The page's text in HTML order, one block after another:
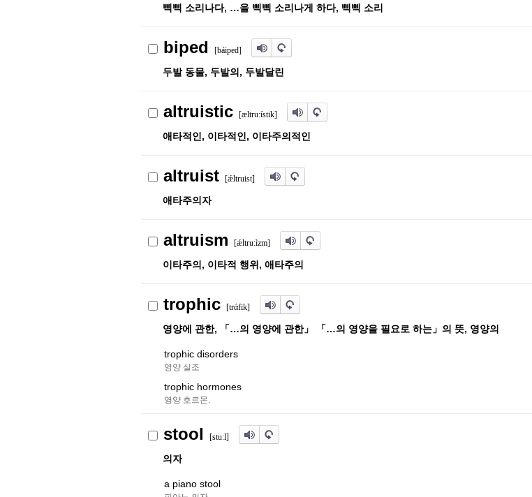
삑삑 소리나다, …을 삑삑 소리나게 하다, 삑삑 소리
biped [báiped]
두발 동물, 두발의, 두발달린
altruistic [ӕltruːístik]
애타적인, 이타적인, 이타주의적인
altruist [ǽltruist]
애타주의자
altruism [ǽltruːìzm]
이타주의, 이타적 행위, 애타주의
trophic [trάfik]
영양에 관한, 「…의 영양에 관한」 「…의 영양을 필요로 하는」의 뜻, 영양의
trophic disorders
영양 실조
trophic hormones
영양 호르몬.
stool [stuːl]
의자
a piano stool